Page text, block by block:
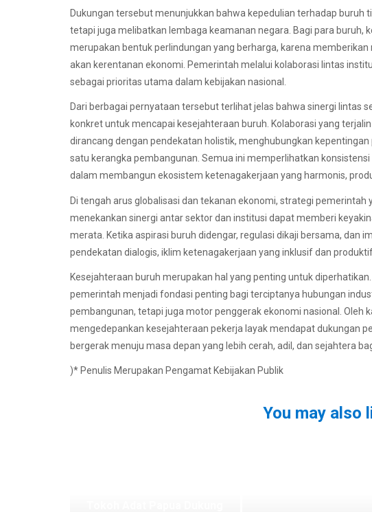
Dukungan tersebut menunjukkan bahwa kepedulian terhadap buruh
tetapi juga melibatkan lembaga keamanan negara. Bagi para buruh,
merupakan bentuk perlindungan yang berharga, karena
akan kerentanan ekonomi. Pemerintah melalui kolaborasi lintas
sebagai prioritas utama dalam kebijakan nasional.
Dari berbagai pernyataan tersebut terlihat jelas bahwa sinergi lintas
konkret untuk mencapai kesejahteraan buruh. Kolaborasi yang
dirancang dengan pendekatan holistik, menghubungkan
satu kerangka pembangunan. Semua ini memperlihatkan
dalam membangun ekosistem ketenagakerjaan yang harmonis,
Di tengah arus globalisasi dan tekanan ekonomi, strategi
menekankan sinergi antar sektor dan institusi dapat memberi
merata. Ketika aspirasi buruh didengar, regulasi dikaji bersama, dan
pendekatan dialogis, iklim ketenagakerjaan yang inklusif dan
Kesejahteraan buruh merupakan hal yang penting untuk
pemerintah menjadi fondasi penting bagi terciptanya hubungan
pembangunan, tetapi juga motor penggerak ekonomi nasional. Oleh
mengedepankan kesejahteraan pekerja layak mendapat dukungan
bergerak menuju masa depan yang lebih cerah, adil, dan sejahtera
)* Penulis Merupakan Pengamat Kebijakan Publik
You may also